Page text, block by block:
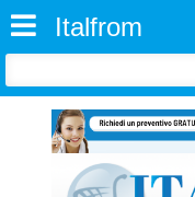
Italfrom